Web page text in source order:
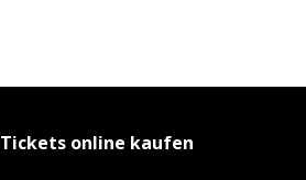
Tickets online kaufen